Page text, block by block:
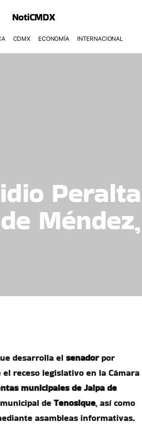
NotiCMDX
CDMX ECONOMÍA INTERNACIONAL
desarrolla el senador por
receso legislativo en la Cámara
municipales de Jalpa de
de Tenosique, así como
asambleas informativas.